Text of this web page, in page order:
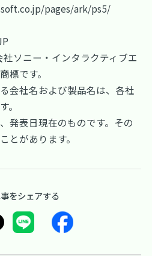
pages/ark/ps5/
ソニー・インタラクティブエ
標です。
会社名および製品名は、各社
。
発表日現在のものです。その
とがあります。
をシェアする